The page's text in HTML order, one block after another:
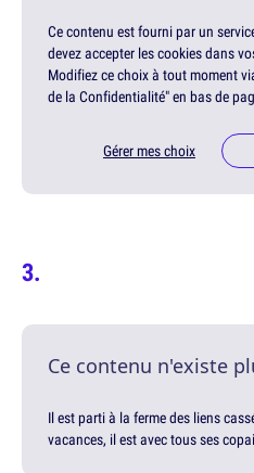
Ce contenu est fourni par un
devez accepter les cookies dans
Modifiez ce choix à tout moment
de la Confidentialité" en bas de
Gérer mes choix
Ce contenu n'existe
Il est parti à la ferme des liens
vacances, il est avec tous ses